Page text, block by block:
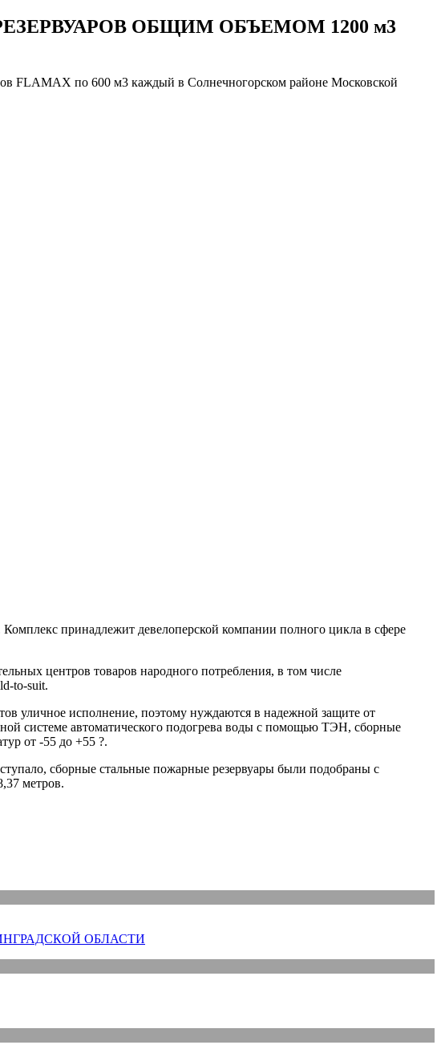
ОБЩИМ ОБЪЕМОМ 1200 м3
FLAMAX по 600 м3 каждый в Солнечногорском районе Московской
принадлежит девелоперской компании полного цикла в сфере
центров товаров народного потребления, в том числе
to-suit.
уличное исполнение, поэтому нуждаются в надежной защите от
системе автоматического подогрева воды с помощью ТЭН, сборные
от -55 до +55 ?.
сборные стальные пожарные резервуары были подобраны с
метров.
ОБЛАСТИ